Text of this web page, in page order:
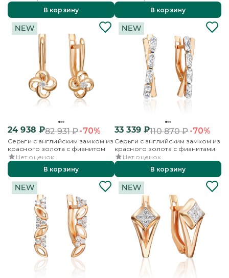
В корзину
В корзину
24 938 ₽82 931₽-70%
Серьги с английским замком из
красного золота с фианитом
Нет оценок
В корзину
33 339₽110 870₽-70%
Серьги с английским замком из
красного золота с фианитами
Нет оценок
В корзину